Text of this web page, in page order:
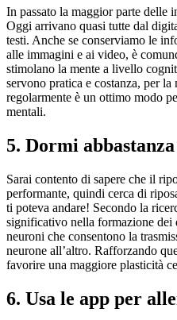
In passato la maggior parte delle
Oggi arrivano quasi tutte dal
testi. Anche se conserviamo le
alle immagini e ai video, è
stimolano la mente a livello
servono pratica e costanza, per
regolarmente è un ottimo modo
mentali.
5. Dormi abbastanza
Sarai contento di sapere che il
performante, quindi cerca di
ti poteva andare! Secondo la
significativo nella formazione dei
neuroni che consentono la
neurone all’altro. Rafforzando
favorire una maggiore plasticità
6. Usa le app per